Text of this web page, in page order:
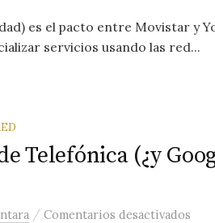
es el pacto entre Movistar y
servicios usando las red...
Telefónica (¿y
/ Comentarios desactivados en